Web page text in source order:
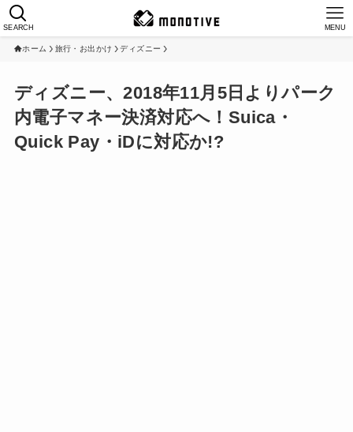
SEARCH MENU
ホーム 旅行・お出かけ ディズニー
ディズニー、2018年11月5日よりパーク
内電子マネー決済対応へ！Suica・
Quick Pay・iDに対応か!?